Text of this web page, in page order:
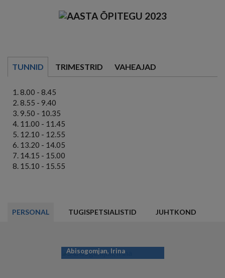
TUNNID TRIMESTRID VAHEAJAD
8.00 - 8.45
8.55 - 9.40
9.50 - 10.35
11.00 - 11.45
12.10 - 12.55
13.20 - 14.05
14.15 - 15.00
15.10 - 15.55
PERSONAL TUGISPETSIALISTID JUHTKOND
Abisogomjan, Irina